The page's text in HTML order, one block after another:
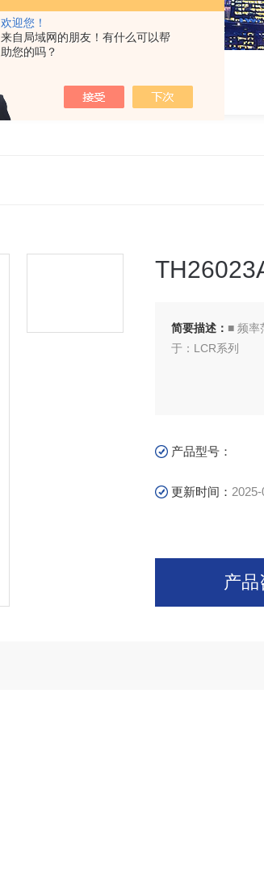
欢迎您！
来自局域网的朋友！有什么可以帮
助您的吗？
简要描述： ■ 频率
于：LCR系列
产品型号：
更新时间：
产品